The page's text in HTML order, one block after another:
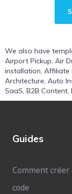
We also have
Airport Pickup, Air
installation, Affiliate
Architecture, Auto
SaaS, B2B Content,
Guides
Comment
code